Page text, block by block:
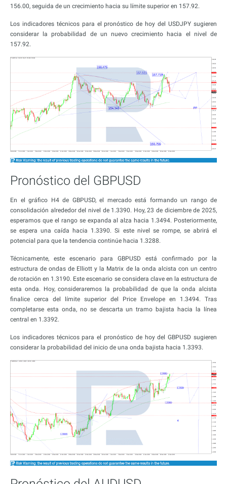
156.00, seguida de un crecimiento hacia su límite superior en 157.92.
Los indicadores técnicos para el pronóstico de hoy del USDJPY sugieren
considerar la probabilidad de un nuevo crecimiento hacia el nivel de
157.92.
Pronóstico del GBPUSD
En el gráfico H4 de GBPUSD, el mercado está formando un rango de
consolidación alrededor del nivel de 1.3390. Hoy, 23 de diciembre de 2025,
esperamos que el rango se expanda al alza hacia 1.3494. Posteriormente,
se espera una caída hacia 1.3390. Si este nivel se rompe, se abrirá el
potencial para que la tendencia continúe hacia 1.3288.
Técnicamente, este escenario para GBPUSD está confirmado por la
estructura de ondas de Elliott y la Matrix de la onda alcista con un centro
de rotación en 1.3190. Este escenario se considera clave en la estructura de
esta onda. Hoy, consideraremos la probabilidad de que la onda alcista
finalice cerca del límite superior del Price Envelope en 1.3494. Tras
completarse esta onda, no se descarta un tramo bajista hacia la línea
central en 1.3392.
Los indicadores técnicos para el pronóstico de hoy del GBPUSD sugieren
considerar la probabilidad del inicio de una onda bajista hacia 1.3393.